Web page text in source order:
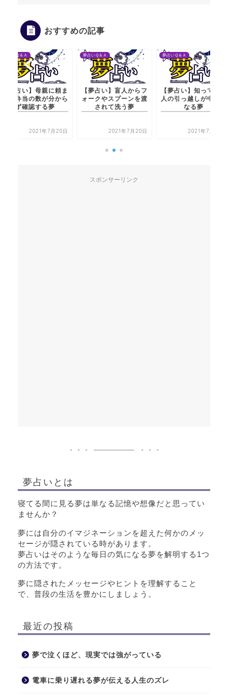
おすすめの記事
夢占いＱ＆Ａ
【夢占い】母親に頼ま
れた弁当の数が分から
ず確認する夢
2021年7月20日
夢占いＱ＆Ａ
【夢占い】盲人からフ
ォークやスプーンを渡
されて洗う夢
2021年7月20日
夢占いＱ＆Ａ
【夢占い】知っている
人の引っ越しが中止に
なる夢
2021年7月20日
スポンサーリンク
夢占いとは
寝てる間に見る夢は単なる記憶や想像だと思ってい
ませんか？
夢には自分のイマジネーションを超えた何かのメッ
セージが隠されている時があります。
夢占いはそのような毎日の気になる夢を解明する1つ
の方法です。
夢に隠されたメッセージやヒントを理解すること
で、普段の生活を豊かにしましょう。
最近の投稿
夢で泣くほど、現実では強がっている
電車に乗り遅れる夢が伝える人生のズレ